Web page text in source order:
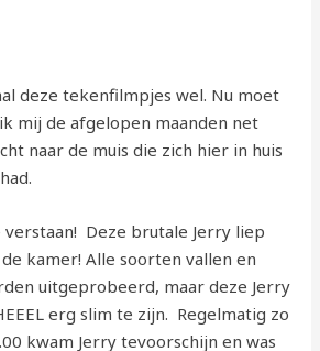
deze tekenfilmpjes wel. Nu moet
mij de afgelopen maanden net
naar de muis die zich hier in huis
verstaan! Deze brutale Jerry liep
kamer! Alle soorten vallen en
uitgeprobeerd, maar deze Jerry
erg slim te zijn. Regelmatig zo
kwam Jerry tevoorschijn en was